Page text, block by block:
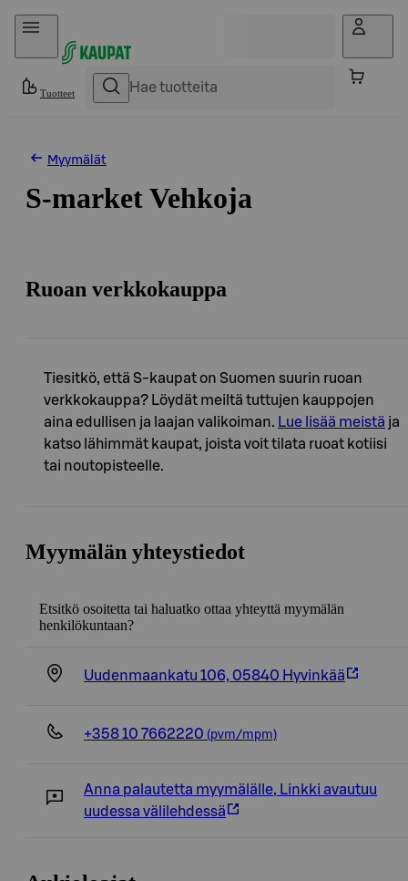
Hyppää sisältöön
Tuotteet
Myymälät
S-market Vehkoja
Ruoan verkkokauppa
Tiesitkö, että S-kaupat on Suomen suurin ruoan
verkkokauppa? Löydät meiltä tuttujen kauppojen
aina edullisen ja laajan valikoiman. Lue lisää meistä ja
katso lähimmät kaupat, joista voit tilata ruoat kotiisi
tai noutopisteelle.
Myymälän yhteystiedot
Etsitkö osoitetta tai haluatko ottaa yhteyttä myymälän
henkilökuntaan?
Uudenmaankatu 106, 05840 Hyvinkää
+358 10 7662220 (pvm/mpm)
Anna palautetta myymälälle, Linkki avautuu
uudessa välilehdessä